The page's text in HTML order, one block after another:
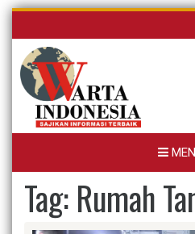
Skip
content
Tag: Rumah